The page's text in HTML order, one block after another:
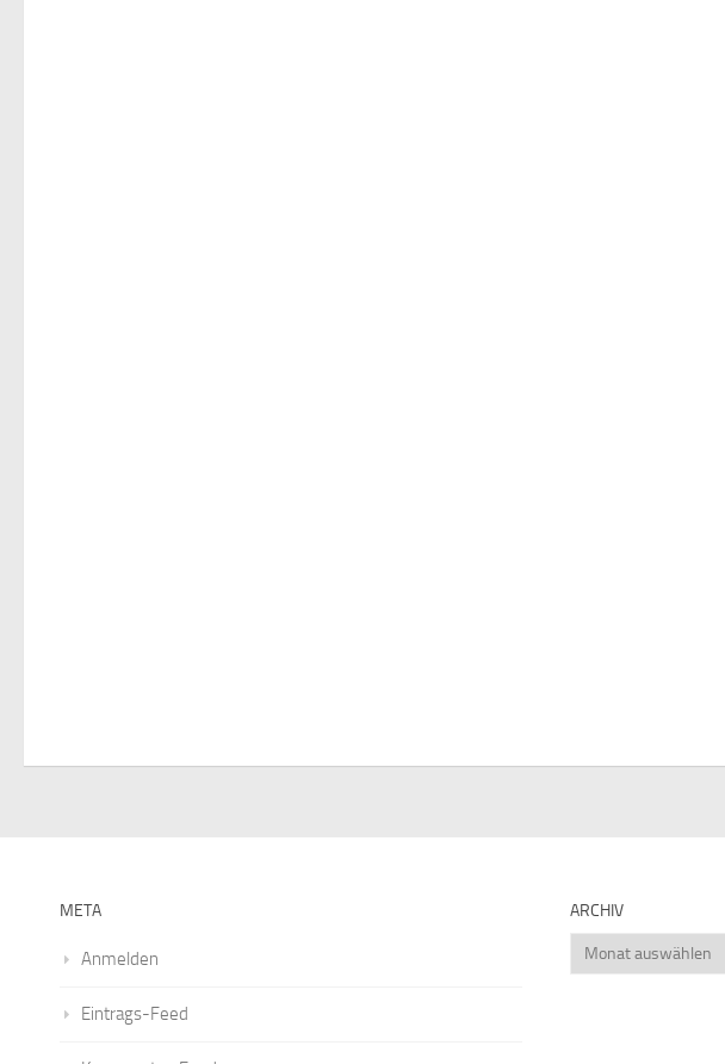
o
META
Anmelden
Eintrags-Feed
ARCHIV
Archiv